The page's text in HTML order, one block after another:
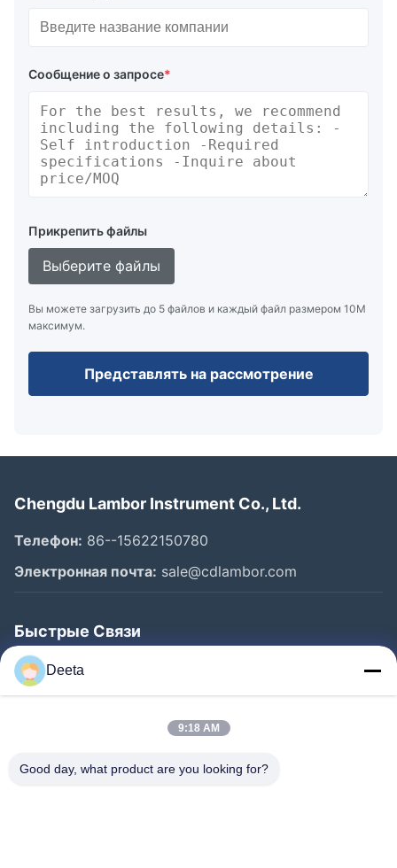
Сообщение о запросе*
Прикрепить файлы
Выберите файлы
Вы можете загрузить до 5 файлов и каждый файл размером 10M
максимум.
Представлять на рассмотрение
Chengdu Lambor Instrument Co., Ltd.
Телефон: 86--15622150780
Электронная почта: sale@cdlambor.com
Быстрые Связи
Главная Страница
Продукция
Наша Фабрика
Deeta
9:18 AM
Good day, what product are you looking for?